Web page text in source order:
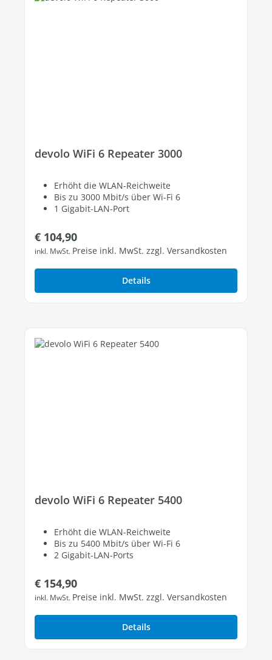
devolo WiFi 6 Repeater 3000
Erhöht die WLAN-Reichweite
Bis zu 3000 Mbit/s über Wi-Fi 6
1 Gigabit-LAN-Port
Regulärer Preis:
€ 104,90
inkl. MwSt. Preise inkl. MwSt. zzgl. Versandkosten
Details
devolo WiFi 6 Repeater 5400
Erhöht die WLAN-Reichweite
Bis zu 5400 Mbit/s über Wi-Fi 6
2 Gigabit-LAN-Ports
Regulärer Preis:
€ 154,90
inkl. MwSt. Preise inkl. MwSt. zzgl. Versandkosten
Details